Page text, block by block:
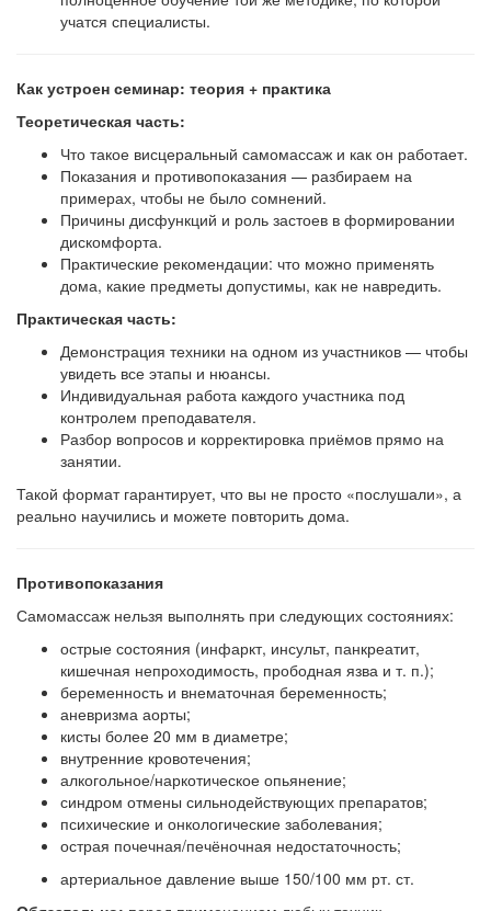
учатся специалисты.
Как устроен семинар: теория + практика
Теоретическая часть:
Что такое висцеральный самомассаж и как он работает.
Показания и противопоказания — разбираем на
примерах, чтобы не было сомнений.
Причины дисфункций и роль застоев в формировании
дискомфорта.
Практические рекомендации: что можно применять
дома, какие предметы допустимы, как не навредить.
Практическая часть:
Демонстрация техники на одном из участников — чтобы
увидеть все этапы и нюансы.
Индивидуальная работа каждого участника под
контролем преподавателя.
Разбор вопросов и корректировка приёмов прямо на
занятии.
Такой формат гарантирует, что вы не просто «послушали», а
реально научились и можете повторить дома.
Противопоказания
Самомассаж нельзя выполнять при следующих состояниях:
острые состояния (инфаркт, инсульт, панкреатит,
кишечная непроходимость, прободная язва и т. п.);
беременность и внематочная беременность;
аневризма аорты;
кисты более 20 мм в диаметре;
внутренние кровотечения;
алкогольное/наркотическое опьянение;
синдром отмены сильнодействующих препаратов;
психические и онкологические заболевания;
острая почечная/печёночная недостаточность;
артериальное давление выше 150/100 мм рт. ст.